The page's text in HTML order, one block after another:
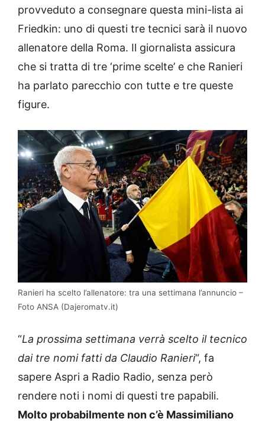
provveduto a consegnare questa mini-lista ai
Friedkin: uno di questi tre tecnici sarà il nuovo
allenatore della Roma. Il giornalista assicura
che si tratta di tre ‘prime scelte’ e che Ranieri
ha parlato parecchio con tutte e tre queste
figure.
Ranieri ha scelto l’allenatore: tra una settimana l’annuncio –
Foto ANSA (Dajeromatv.it)
“La prossima settimana verrà scelto il tecnico
dai tre nomi fatti da Claudio Ranieri“, fa
sapere Aspri a Radio Radio, senza però
rendere noti i nomi di questi tre papabili.
Molto probabilmente non c’è Massimiliano